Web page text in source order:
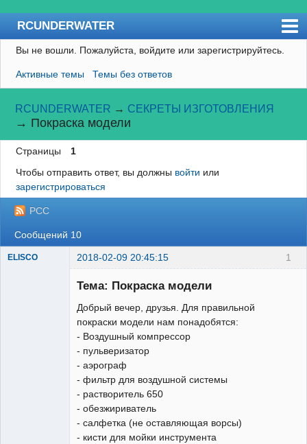
RCUNDERWATER
Форум
Пользователи
Правила
Поиск
Регистрация
Вход
RCSUBMARINE
Вы не вошли. Пожалуйста, войдите или зарегистрируйтесь.
Активные темы Темы без ответов
RCUNDERWATER → СЕКРЕТЫ ИЗГОТОВЛЕНИЯ
→ Покраска модели
Страницы
1
Чтобы отправить ответ, вы должны войти или
зарегистрироваться
РСС
Сообщений 10
1
ELISCO 2018-02-09 20:45:15
Тема: Покраска модели
Добрый вечер, друзья. Для правильной
покраски модели нам понадобятся:
- Воздушный компрессор
- пульверизатор
- аэрограф
- фильтр для воздушной системы
- растворитель 650
- обезжириватель
- салфетка (не оставляющая ворсы)
- кисти для мойки инструмента